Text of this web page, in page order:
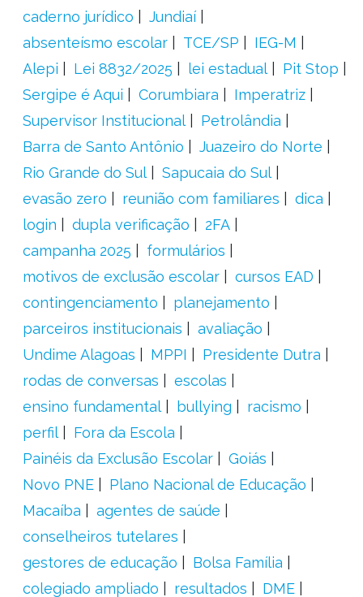
caderno jurídico
Jundiaí
absenteísmo escolar
TCE/SP
IEG-M
Alepi
Lei 8832/2025 lei estadual
Pit Stop
Sergipe é Aqui
Corumbiara
Imperatriz
Supervisor Institucional
Petrolândia
Barra de Santo Antônio
Juazeiro do Norte
Rio Grande do Sul
Sapucaia do Sul
evasão zero
reunião com familiares
dica
login
dupla verificação
2FA
campanha 2025
formulários
motivos de exclusão escolar
cursos EAD
contingenciamento
planejamento
parceiros institucionais
avaliação
Undime Alagoas
MPPI
Presidente Dutra
rodas de conversas
escolas
ensino fundamental
bullying
racismo
perfil
Fora da Escola
Painéis da Exclusão Escolar
Goiás
Novo PNE
Plano Nacional de Educação
Macaíba
agentes de saúde
conselheiros tutelares
gestores de educação
Bolsa Família
colegiado ampliado
resultados DME